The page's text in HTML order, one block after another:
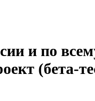
и по
(бета-